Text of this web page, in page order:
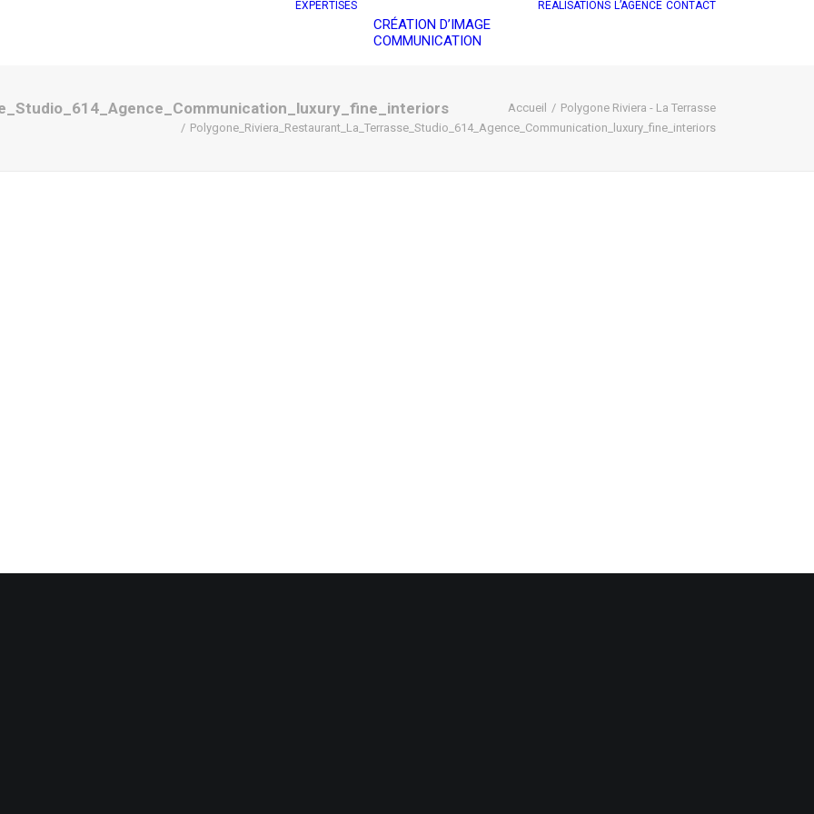
EXPERTISES
CRÉATION D’IMAGE
COMMUNICATION
RÉALISATIONS L’AGENCE CONTACT
Accueil
Polygone Riviera - La Terrasse
Polygone_Riviera_Restaurant_La_Terrasse_Studio_614_Agence_Communication_luxury_fine_interiors